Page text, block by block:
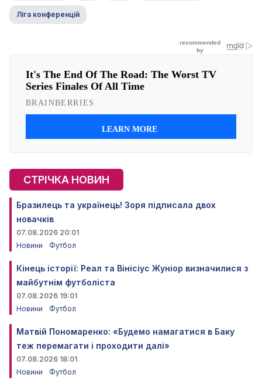
Ліга конференцій
СТРІЧКА НОВИН
Бразилець та українець! Зоря підписала двох
новачків
07.08.2026 20:01
Новини
Футбол
Кінець історії: Реал та Вінісіус Жуніор визначилися з
майбутнім футболіста
07.08.2026 19:01
Новини
Футбол
Матвій Пономаренко: «Будемо намагатися в Баку
теж перемагати і проходити далі»
07.08.2026 18:01
Новини
Футбол